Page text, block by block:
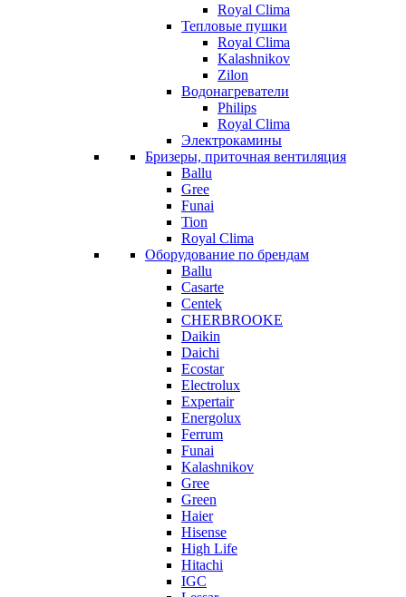
Royal Clima
Тепловые пушки
Royal Clima
Kalashnikov
Zilon
Водонагреватели
Philips
Royal Clima
Электрокамины
Бризеры, приточная вентиляция
Ballu
Gree
Funai
Tion
Royal Clima
Оборудование по брендам
Ballu
Casarte
Centek
CHERBROOKE
Daikin
Daichi
Ecostar
Electrolux
Expertair
Energolux
Ferrum
Funai
Kalashnikov
Gree
Grеen
Haier
Hisense
High Life
Hitachi
IGC